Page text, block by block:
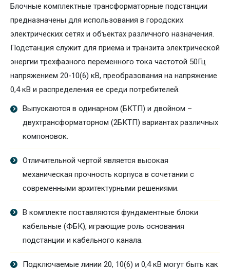
Блочные комплектные трансформаторные подстанции
предназначены для использования в городских
электрических сетях и объектах различного назначения.
Подстанция служит для приема и транзита электрической
энергии трехфазного переменного тока частотой 50Гц
напряжением 20-10(6) кВ, преобразования на напряжение
0,4 кВ и распределения ее среди потребителей.
Выпускаются в одинарном (БКТП) и двойном –
двухтрансформаторном (2БКТП) вариантах различных
компоновок.
Отличительной чертой является высокая
механическая прочность корпуса в сочетании с
современными архитектурными решениями.
В комплекте поставляются фундаментные блоки
кабельные (ФБК), играющие роль основания
подстанции и кабельного канала.
Подключаемые линии 20, 10(6) и 0,4 кВ могут быть как